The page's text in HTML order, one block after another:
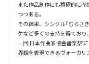
また作品創作にも積極的に
つつある。
その結果、シングル「むらさ
ケなど多くの支持を得ており
一回 日本作曲家協会音楽祭"
界観を表現できるヴォーカリ